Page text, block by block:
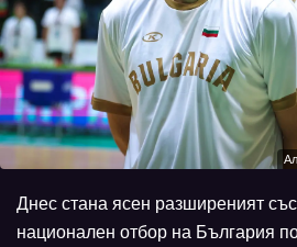
Днес стана ясен разширеният
национален отбор на България